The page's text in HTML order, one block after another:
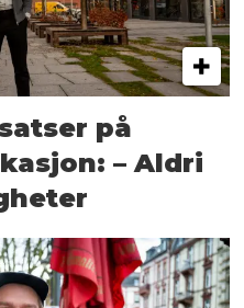
på
– Aldri